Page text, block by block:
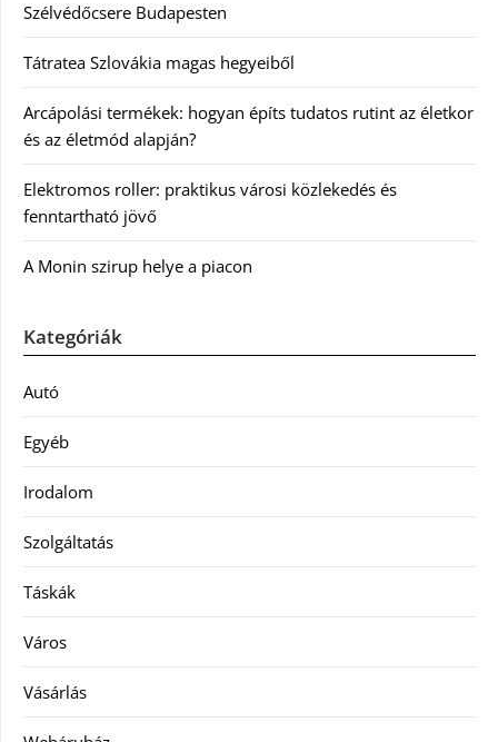
Szélvédőcsere Budapesten
Tátratea Szlovákia magas hegyeiből
Arcápolási termékek: hogyan építs tudatos rutint az életkor
és az életmód alapján?
Elektromos roller: praktikus városi közlekedés és
fenntartható jövő
A Monin szirup helye a piacon
Kategóriák
Autó
Egyéb
Irodalom
Szolgáltatás
Táskák
Város
Vásárlás